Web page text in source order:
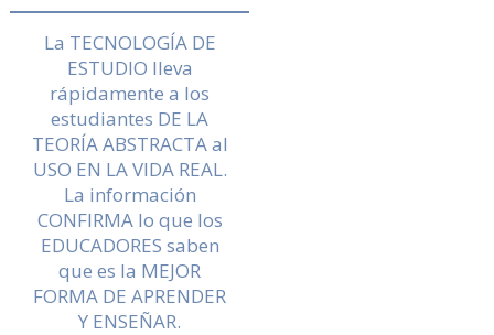
La TECNOLOGÍA DE
ESTUDIO lleva
rápidamente a los
estudiantes DE LA
TEORÍA ABSTRACTA al
USO EN LA VIDA REAL.
La información
CONFIRMA lo que los
EDUCADORES saben
que es la MEJOR
FORMA DE APRENDER
Y ENSEÑAR.